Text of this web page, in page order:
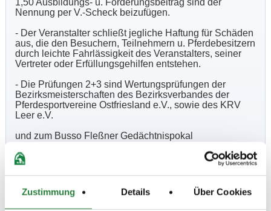
Zustimmung Details Über Cookies
1,50 Ausbildungs- u. Förderungsbeitrag sind der
Nennung per V.-Scheck beizufügen.
- Der Veranstalter schließt jegliche Haftung für Schäden
aus, die den Besuchern, Teilnehmern u. Pferdebesitzern
durch leichte Fahrlässigkeit des Veranstalters, seiner
Vertreter oder Erfüllungsgehilfen entstehen.
- Die Prüfungen 2+3 sind Wertungsprüfungen der
Bezirksmeisterschaften des Bezirksverbandes der
Pferdesportvereine Ostfriesland e.V., sowie des KRV
Leer e.V.
und zum Busso Fleßner Gedächtnispokal
- die Prüfungen 2,4,5 sind Wertungsprüfungen für die
IGV Trophy
- der Veranstalter behält sich vor die Teilprüfungen
Gelände zu verschieben